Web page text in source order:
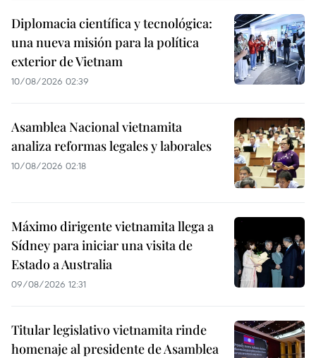
Diplomacia científica y tecnológica:
una nueva misión para la política
exterior de Vietnam
10/08/2026 02:39
Asamblea Nacional vietnamita
analiza reformas legales y laborales
10/08/2026 02:18
Máximo dirigente vietnamita llega a
Sídney para iniciar una visita de
Estado a Australia
09/08/2026 12:31
Titular legislativo vietnamita rinde
homenaje al presidente de Asamblea